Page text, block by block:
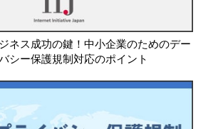
ネス成功の鍵！中小企業のためのデー
シー保護規制対応のポイント